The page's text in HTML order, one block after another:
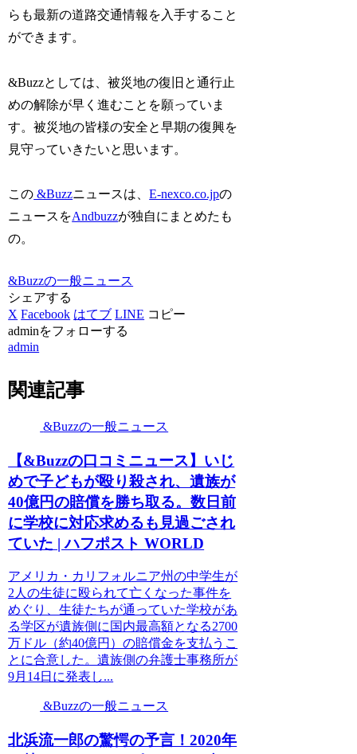
らも最新の道路交通情報を入手すること
ができます。
&Buzzとしては、被災地の復旧と通行止
めの解除が早く進むことを願っていま
す。被災地の皆様の安全と早期の復興を
見守っていきたいと思います。
この &Buzzニュースは、E-nexco.co.jpの
ニュースをAndbuzzが独自にまとめたも
の。
&Buzzの一般ニュース
シェアする
X Facebook はてブ LINE コピー
adminをフォローする
admin
関連記事
&Buzzの一般ニュース
【&Buzzの口コミニュース】いじ
めで子どもが殴り殺され、遺族が
40億円の賠償を勝ち取る。数日前
に学校に対応求めるも見過ごされ
ていた | ハフポスト WORLD
アメリカ・カリフォルニア州の中学生が
2人の生徒に殴られて亡くなった事件を
めぐり、生徒たちが通っていた学校があ
る学区が遺族側に国内最高額となる2700
万ドル（約40億円）の賠償金を支払うこ
とに合意した。遺族側の弁護士事務所が
9月14日に発表し...
&Buzzの一般ニュース
北浜流一郎の驚愕の予言！2020年